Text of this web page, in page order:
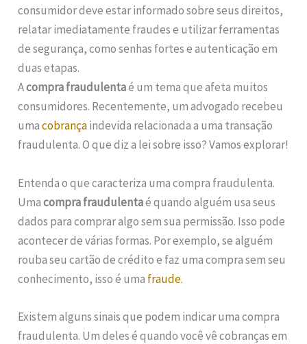
consumidor deve estar informado sobre seus direitos,
relatar imediatamente fraudes e utilizar ferramentas
de segurança, como senhas fortes e autenticação em
duas etapas.
Acompra fraudulentaé um tema que afeta muitos
consumidores. Recentemente, um advogado recebeu
umacobrançaindevida relacionada a uma transação
fraudulenta. O que diz a lei sobre isso? Vamos explorar!
Entenda o que caracteriza uma compra fraudulenta.
Umacompra fraudulentaé quando alguém usa seus
dados para comprar algo sem sua permissão. Isso pode
acontecer de várias formas. Por exemplo, se alguém
rouba seu cartão de crédito e faz uma compra sem seu
conhecimento, isso é uma fraude.
Existem alguns sinais que podem indicar uma compra
fraudulenta. Um deles é quando você vê cobranças em